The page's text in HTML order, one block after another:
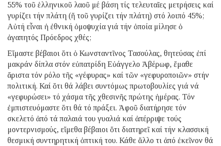
55% τοῦ ἑλληνικοῦ λαοῦ μέ βάση τίς τελευταῖες μετρήσεις καί
γυρίζει τήν πλάτη (ἤ τοῦ γυρίζει τήν πλάτη) στό λοιπό 45%;
Αὐτή εἶναι ἡ ἐθνική ὁμοψυχία γιά τήν ὁποία μίλησε ὁ
ἀγαπητός Πρόεδρος χθές;
Εἴμαστε βέβαιοι ὅτι ὁ Κωνσταντῖνος Τασούλας, θητεύσας ἐπί
μακράν δίπλα στόν εὐπατρίδη Εὐάγγελο Ἀβέρωφ, ἔμαθε
ἄριστα τόν ρόλο τῆς «γέφυρας» καί τῶν «γεφυροποιῶν» στήν
πολιτική. Καί ὅτι θά λάβει συντόμως πρωτοβουλίες γιά νά
«γεφυρώσει» τό χάσμα τῆς χθεσινῆς πρώτης ἡμέρας. Τόν
ἐμπιστευόμαστε ὅτι θά τό πράξει. Ἀφοῦ διατήρησε τόν
σκελετό ἀπό τά παλαιά του γυαλιά καί ἀπέρριψε τούς
μοντερνισμούς, εἴμεθα βέβαιοι ὅτι διατηρεῖ καί τήν κλασσική
θεσμική συντηρητική ὀπτική του. Κάθε ἄλλο τι ἀπό ἐκεῖνον θά